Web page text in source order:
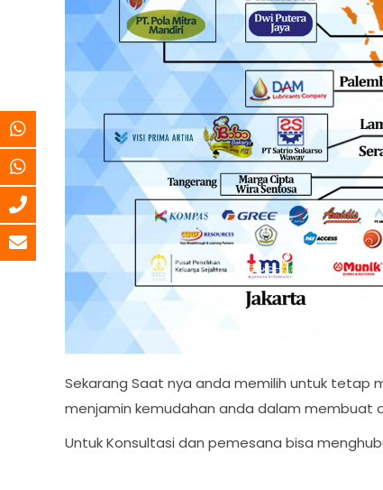
Sekarang Saat nya anda memilih untuk tetap
menjamin kemudahan anda dalam membuat
Untuk Konsultasi dan pemesana bisa